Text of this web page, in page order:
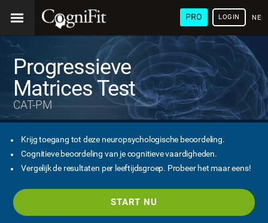
PRO LOGIN
Progressieve
Matrices Test
CAT-PM
Krijg toegang tot deze neuropsychologische beoordeling.
Cognitieve beoordeling van je cognitieve vaardigheden.
Vergelijk de resultaten per leeftijdsgroep. Probeer het maar eens!
START NU